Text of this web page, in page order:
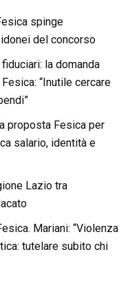
spinge
del concorso
la domanda
“Inutile cercare
proposta Fesica per
salario, identità e
Lazio tra
Mariani: “Violenza
tutelare subito chi